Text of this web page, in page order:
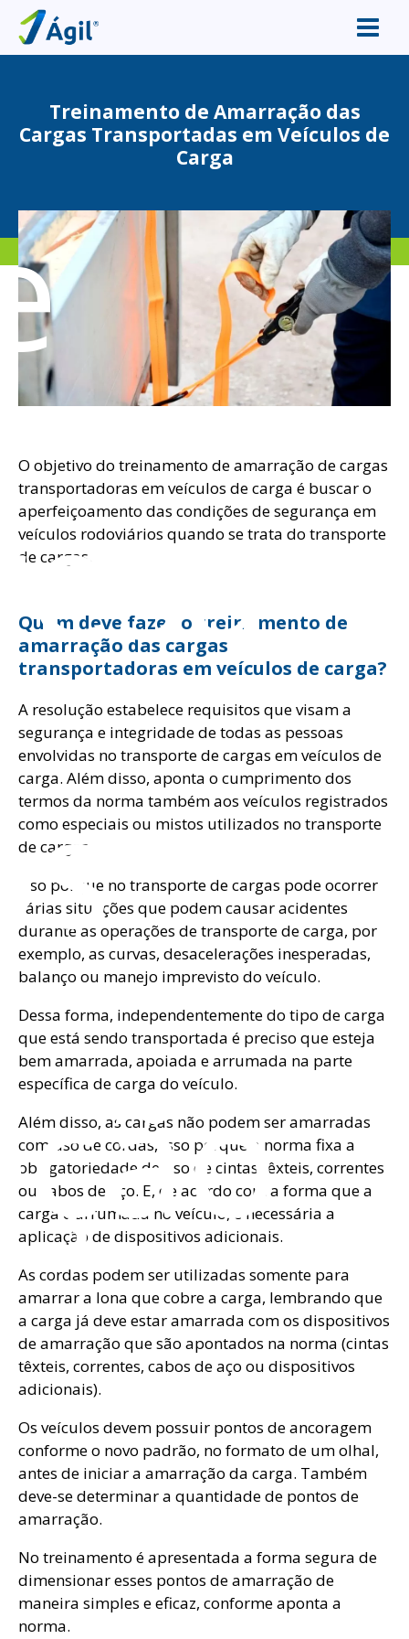
Treinamento de Amarração das
Cargas Transportadas em Veículos de
Carga
O objetivo do treinamento de amarração de cargas
transportadoras em veículos de carga é buscar o
aperfeiçoamento das condições de segurança em
veículos rodoviários quando se trata do transporte
de cargas.
Quem deve fazer o treinamento de
amarração das cargas
transportadoras em veículos de carga?
A resolução estabelece requisitos que visam a
segurança e integridade de todas as pessoas
envolvidas no transporte de cargas em veículos de
carga. Além disso, aponta o cumprimento dos
termos da norma também aos veículos registrados
como especiais ou mistos utilizados no transporte
de cargas.
Isso porque no transporte de cargas pode ocorrer
várias situações que podem causar acidentes
durante as operações de transporte de carga, por
exemplo, as curvas, desacelerações inesperadas,
balanço ou manejo imprevisto do veículo.
Dessa forma, independentemente do tipo de carga
que está sendo transportada é preciso que esteja
bem amarrada, apoiada e arrumada na parte
específica de carga do veículo.
Além disso, as cargas não podem ser amarradas
com uso de cordas, isso porque a norma fixa a
obrigatoriedade de uso de cintas têxteis, correntes
ou cabos de aço. E, de acordo com a forma que a
carga é arrumada no veículo, é necessária a
aplicação de dispositivos adicionais.
As cordas podem ser utilizadas somente para
amarrar a lona que cobre a carga, lembrando que
a carga já deve estar amarrada com os dispositivos
de amarração que são apontados na norma (cintas
têxteis, correntes, cabos de aço ou dispositivos
adicionais).
Os veículos devem possuir pontos de ancoragem
conforme o novo padrão, no formato de um olhal,
antes de iniciar a amarração da carga. Também
deve-se determinar a quantidade de pontos de
amarração.
No treinamento é apresentada a forma segura de
dimensionar esses pontos de amarração de
maneira simples e eficaz, conforme aponta a
norma.